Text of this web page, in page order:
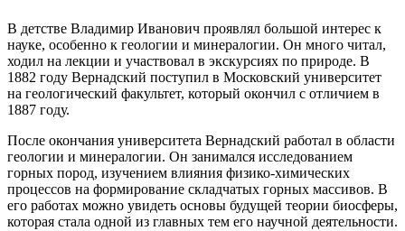
В детстве Владимир Иванович проявлял большой интерес к
науке, особенно к геологии и минералогии. Он много читал,
ходил на лекции и участвовал в экскурсиях по природе. В
1882 году Вернадский поступил в Московский университет
на геологический факультет, который окончил с отличием в
1887 году.
После окончания университета Вернадский работал в области
геологии и минералогии. Он занимался исследованием
горных пород, изучением влияния физико-химических
процессов на формирование складчатых горных массивов. В
его работах можно увидеть основы будущей теории биосферы,
которая стала одной из главных тем его научной деятельности.